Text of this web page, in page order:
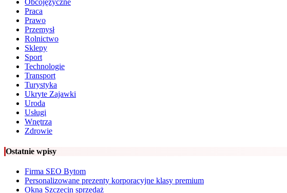
Obcojęzyczne
Praca
Prawo
Przemysł
Rolnictwo
Sklepy
Sport
Technologie
Transport
Turystyka
Ukryte Zajawki
Uroda
Usługi
Wnętrza
Zdrowie
Ostatnie wpisy
Firma SEO Bytom
Personalizowane prezenty korporacyjne klasy premium
Okna Szczecin sprzedaż